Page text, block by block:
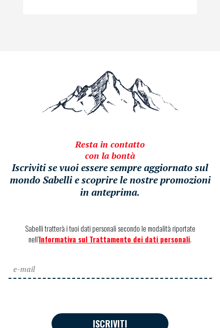
Resta in contatto
con la bontà
Iscriviti se vuoi essere sempre aggiornato sul
mondo Sabelli e scoprire le nostre promozioni
in anteprima.
Sabelli tratterà i tuoi dati personali secondo le modalità riportate
nell’Informativa sul Trattamento dei dati personali.
ISCRIVITI